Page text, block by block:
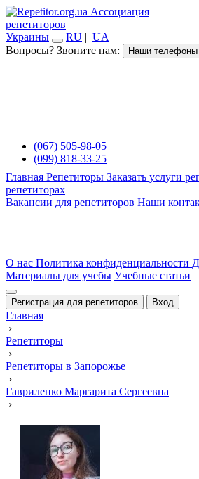
Ассоциация
репетиторов
Украины
RU | UA
Вопросы? Звоните нам:
Наши телефоны
(067) 505-98-05
(099) 818-33-25
Главная Репетиторы Заказать услуги
репетиторах
Вакансии для репетиторов Наши
О нас Политика конфиденциальности
Материалы для учебы Учебные статьи
Регистрация для репетиторов Вход
Главная
›
Репетиторы
›
Репетиторы в Запорожье
›
Гавриленко Маргарита Сергеевна
›